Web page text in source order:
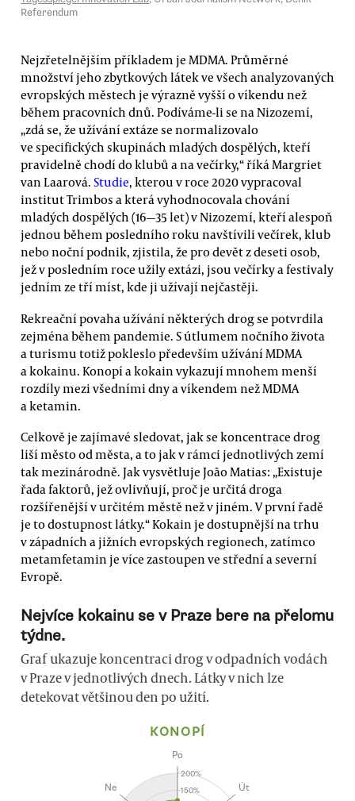
Nejzřetelnějším příkladem je MDMA. Průměrné
množství jeho zbytkových látek ve všech analyzovaných
evropských městech je výrazně vyšší o víkendu než
během pracovních dnů. Podíváme-li se na Nizozemí,
„zdá se, že užívání extáze se normalizovalo
ve specifických skupinách mladých dospělých, kteří
pravidelně chodí do klubů a na večírky,“ říká Margriet
van Laarová. Studie, kterou v roce 2020 vypracoval
institut Trimbos a která vyhodnocovala chování
mladých dospělých (16—35 let) v Nizozemí, kteří alespoň
jednou během posledního roku navštívili večírek, klub
nebo noční podnik, zjistila, že pro devět z deseti osob,
jež v posledním roce užily extázi, jsou večírky a festivaly
jedním ze tří míst, kde ji užívají nejčastěji.
Rekreační povaha užívání některých drog se potvrdila
zejména během pandemie. S útlumem nočního života
a turismu totiž pokleslo především užívání MDMA
a kokainu. Konopí a kokain vykazují mnohem menší
rozdíly mezi všedními dny a víkendem než MDMA
a ketamin.
Celkově je zajímavé sledovat, jak se koncentrace drog
liší město od města, a to jak v rámci jednotlivých zemí
tak mezinárodně. Jak vysvětluje João Matias: „Existuje
řada faktorů, jež ovlivňují, proč je určitá droga
rozšířenější v určitém městě než v jiném. V první řadě
je to dostupnost látky.“ Kokain je dostupnější na trhu
v západních a jižních evropských regionech, zatímco
metamfetamin je více zastoupen ve střední a severní
Evropě.